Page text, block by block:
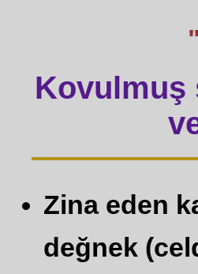
Kovulmuş
Zina eden
değnek